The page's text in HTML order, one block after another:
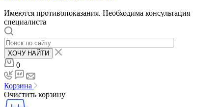
Имеются противопоказания. Необходима консультация
специалиста
ХОЧУ НАЙТИ
0
Корзина
Очистить корзину